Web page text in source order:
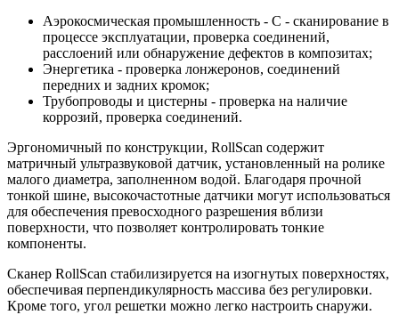
Аэрокосмическая промышленность - C - сканирование в
процессе эксплуатации, проверка соединений,
расслоений или обнаружение дефектов в композитах;
Энергетика - проверка лонжеронов, соединений
передних и задних кромок;
Трубопроводы и цистерны - проверка на наличие
коррозий, проверка соединений.
Эргономичный по конструкции, RollScan содержит
матричный ультразвуковой датчик, установленный на ролике
малого диаметра, заполненном водой. Благодаря прочной
тонкой шине, высокочастотные датчики могут использоваться
для обеспечения превосходного разрешения вблизи
поверхности, что позволяет контролировать тонкие
компоненты.
Сканер RollScan стабилизируется на изогнутых поверхностях,
обеспечивая перпендикулярность массива без регулировки.
Кроме того, угол решетки можно легко настроить снаружи.